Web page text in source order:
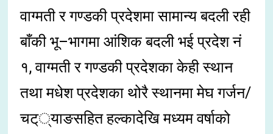
वाग्मती र गण्डकी प्रदेशमा सामान्य बदली रही
बाँकी भू–भागमा आंशिक बदली भई प्रदेश नं
१, वाग्मती र गण्डकी प्रदेशका केही स्थान
तथा मधेश प्रदेशका थोरै स्थानमा मेघ गर्जन/
चट््याङसहित हल्कादेखि मध्यम वर्षाको